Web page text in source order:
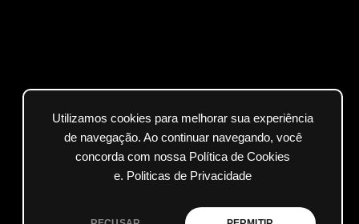
Utilizamos cookies para melhorar sua experiência
de navegação. Ao continuar navegando, você
concorda com nossa Política de Cookies
e. Politicas de Privacidade